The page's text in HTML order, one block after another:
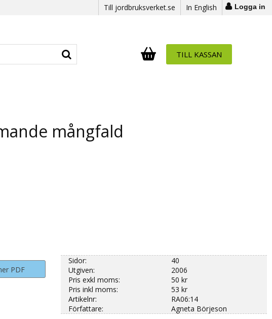
Till jordbruksverket.se In English Logga in
Antal i varukorg:
. TILL KASSAN
mångfald
PDF
Sidor:
40
Utgiven:
2006
Pris exkl moms:
50 kr
Pris inkl moms:
53 kr
Artikelnr:
RA06:14
Författare:
Agneta Börjeson